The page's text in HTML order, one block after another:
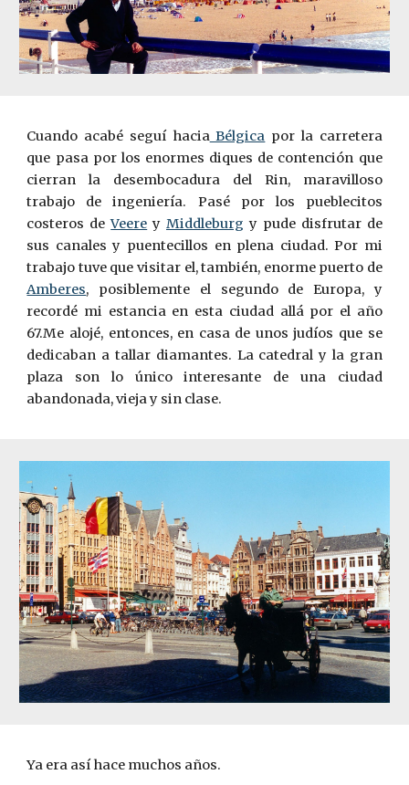
Cuando acabé seguí haciaBélgica por la carretera
que pasa por los enormes diques de contención que
cierran la desembocadura del Rin, maravilloso
trabajo de ingeniería. Pasé por los pueblecitos
costeros deVeere yMiddleburg y pude disfrutar de
sus canales y puentecillos en plena ciudad. Por mi
trabajo tuve que visitar el, también, enorme puerto de
Amberes, posiblemente el segundo de Europa, y
recordé mi estancia en esta ciudad allá por el año
67.Me alojé, entonces, en casa de unos judíos que se
dedicaban a tallar diamantes. La catedral y la gran
plaza son lo único interesante de una ciudad
abandonada, vieja y sin clase.
Ya era así hace muchos años.